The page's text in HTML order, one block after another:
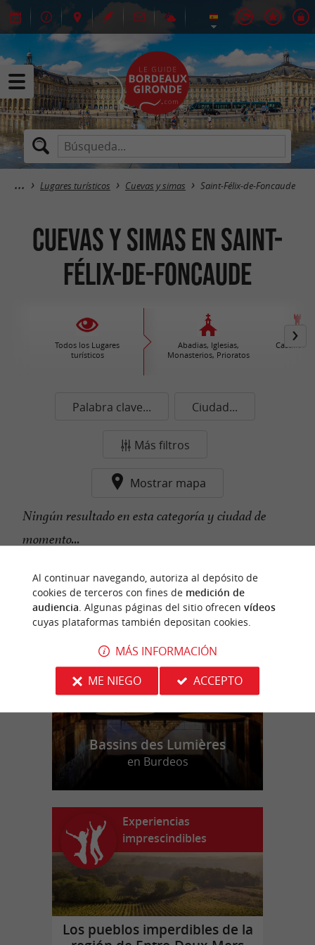
Lugares turísticos Cuevas y simas Saint-Félix-de-Foncaude
Cuevas y simas en Saint-
Félix-de-Foncaude
Todos los Lugares
turísticos
Abadias, Iglesias,
Monasterios, Prioratos
Castillos /
Palabra clave... Ciudad...
Más filtros
Mostrar mapa
Ningún resultado en esta categoría y ciudad de
momento...
n
u
e
s
t
r
o
f
a
v
o
r
i
t
o
Bassins des Lumières
en Burdeos
Experiencias
imprescindibles
Los pueblos imperdibles de la
Al continuar navegando, autoriza al depósito de
cookies de terceros con fines de medición de
audiencia . Algunas páginas del sitio ofrecen vídeos
cuyas plataformas también depositan cookies.
MÁS INFORMACIÓN
ME NIEGO
ACCEPTO